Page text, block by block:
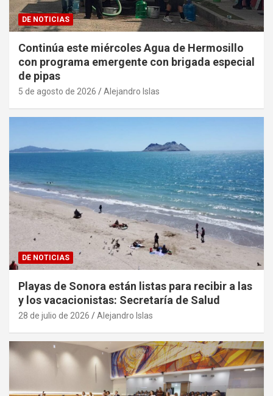
DE NOTICIAS
Continúa este miércoles Agua de Hermosillo
con programa emergente con brigada especial
de pipas
5 de agosto de 2026 Alejandro Islas
DE NOTICIAS
Playas de Sonora están listas para recibir a las
y los vacacionistas: Secretaría de Salud
28 de julio de 2026 Alejandro Islas